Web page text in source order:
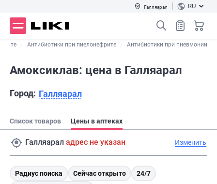
Галляарал RU
Антибиотики при пиелонефрите Антибиотики при пневмонии
Амоксиклав: цена в Галляарал
Город: Галляарал
Список товаров Цены в аптеках
Галляарал адрес не указан Изменить
Радиус поиска Сейчас открыто
24/7